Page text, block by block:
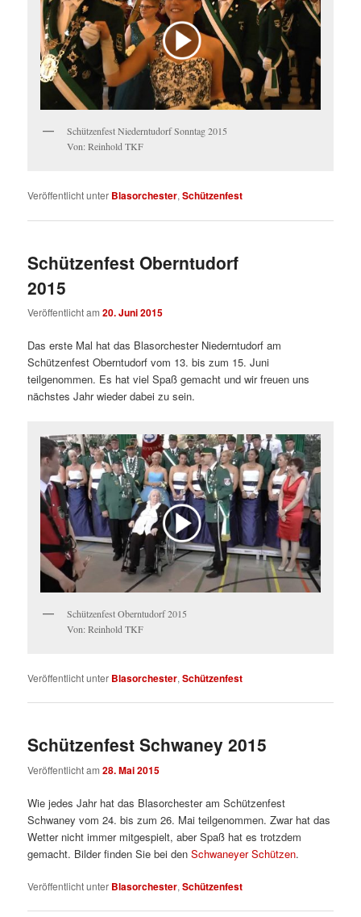
Schützenfest Niederntudorf Sonntag 2015
Von: Reinhold TKF
Veröffentlicht unter Blasorchester,Schützenfest
Schützenfest Oberntudorf
2015
Veröffentlicht am20. Juni 2015
Das erste Mal hat das Blasorchester Niederntudorf am
Schützenfest Oberntudorf vom 13. bis zum 15. Juni
teilgenommen. Es hat viel Spaß gemacht und wir freuen uns
nächstes Jahr wieder dabei zu sein.
Schützenfest Oberntudorf 2015
Von: Reinhold TKF
Veröffentlicht unter Blasorchester,Schützenfest
Schützenfest Schwaney 2015
Veröffentlicht am28. Mai 2015
Wie jedes Jahr hat das Blasorchester am Schützenfest
Schwaney vom 24. bis zum 26. Mai teilgenommen. Zwar hat das
Wetter nicht immer mitgespielt, aber Spaß hat es trotzdem
gemacht. Bilder finden Sie bei denSchwaneyer Schützen.
Veröffentlicht unter Blasorchester,Schützenfest